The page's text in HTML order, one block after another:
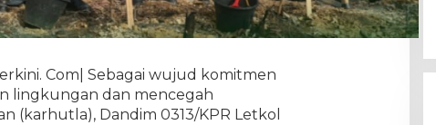
Com| Sebagai wujud komitmen
lingkungan dan mencegah
(karhutla), Dandim 0313/KPR Letkol